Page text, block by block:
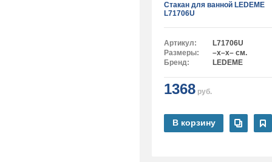
Стакан для ванной LEDEME
L71706U
Артикул:
L71706U
Размеры:
–x–x– см.
Бренд:
LEDEME
1368 руб.
В корзину